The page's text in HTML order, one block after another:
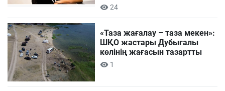
24
«Таза жағалау – таза мекен»:
ШҚО жастары Дубыгалы
көлінің жағасын тазартты
1